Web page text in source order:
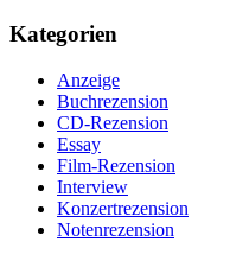
Kategorien
Anzeige
Buchrezension
CD-Rezension
Essay
Film-Rezension
Interview
Konzertrezension
Notenrezension